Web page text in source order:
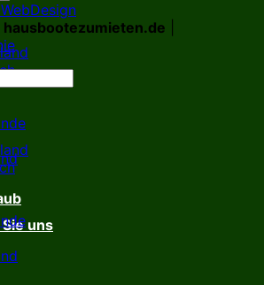
uns
hausbootezumieten.de